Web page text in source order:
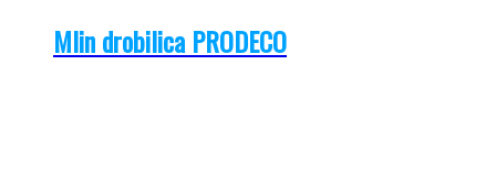
Mlin drobilica PRODECO